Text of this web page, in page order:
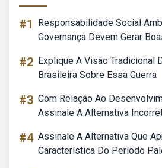
#1
Responsabilidade Social
Governança Devem Gerar
#2 Explique A Visão Tradicional
Brasileira Sobre Essa Guerra
#3 Com Relação Ao
Assinale A Alternativa
#4 Assinale A Alternativa Que
Característica Do Período